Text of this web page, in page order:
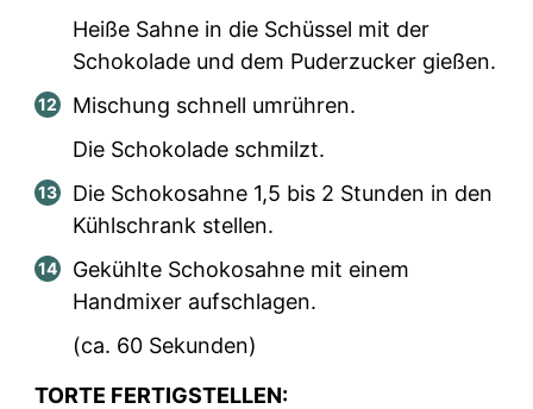
Heiße Sahne in die Schüssel mit der
Schokolade und dem Puderzucker gießen.
Mischung schnell umrühren.
Die Schokolade schmilzt.
Die Schokosahne 1,5 bis 2 Stunden in den
Kühlschrank stellen.
Gekühlte Schokosahne mit einem
Handmixer aufschlagen.
(ca. 60 Sekunden)
TORTE FERTIGSTELLEN: